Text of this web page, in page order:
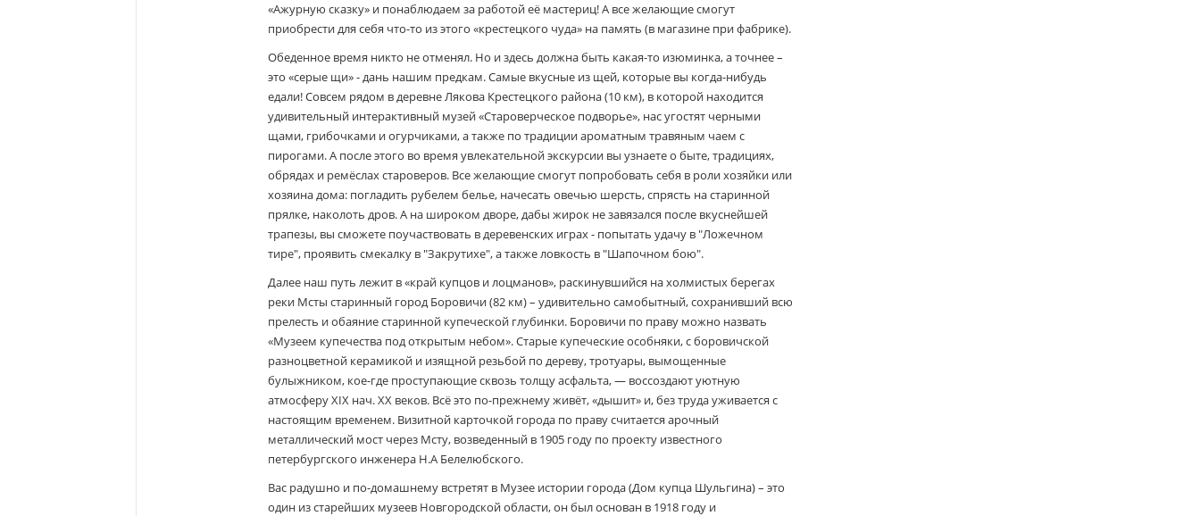
«Ажурную сказку» и понаблюдаем за работой её мастериц! А все желающие смогут
приобрести для себя что-то из этого «крестецкого чуда» на память (в магазине при фабрике).
Обеденное время никто не отменял. Но и здесь должна быть какая-то изюминка, а точнее –
это «серые щи» - дань нашим предкам. Самые вкусные из щей, которые вы когда-нибудь
едали! Совсем рядом в деревне Лякова Крестецкого района (10 км), в которой находится
удивительный интерактивный музей «Староверческое подворье», нас угостят черными
щами, грибочками и огурчиками, а также по традиции ароматным травяным чаем с
пирогами. А после этого во время увлекательной экскурсии вы узнаете о быте, традициях,
обрядах и ремёслах староверов. Все желающие смогут попробовать себя в роли хозяйки или
хозяина дома: погладить рубелем белье, начесать овечью шерсть, спрясть на старинной
прялке, наколоть дров. А на широком дворе, дабы жирок не завязался после вкуснейшей
трапезы, вы сможете поучаствовать в деревенских играх - попытать удачу в "Ложечном
тире", проявить смекалку в "Закрутихе", а также ловкость в "Шапочном бою".
Далее наш путь лежит в «край купцов и лоцманов», раскинувшийся на холмистых берегах
реки Мсты старинный город Боровичи (82 км) – удивительно самобытный, сохранивший всю
прелесть и обаяние старинной купеческой глубинки. Боровичи по праву можно назвать
«Музеем купечества под открытым небом». Старые купеческие особняки, с боровичской
разноцветной керамикой и изящной резьбой по дереву, тротуары, вымощенные
булыжником, кое-где проступающие сквозь толщу асфальта, — воссоздают уютную
атмосферу XIX нач. XX веков. Всё это по-прежнему живёт, «дышит» и, без труда уживается с
настоящим временем. Визитной карточкой города по праву считается арочный
металлический мост через Мсту, возведенный в 1905 году по проекту известного
петербургского инженера Н.А Белелюбского.
Вас радушно и по-домашнему встретят в Музее истории города (Дом купца Шульгина) – это
один из старейших музеев Новгородской области, он был основан в 1918 году и